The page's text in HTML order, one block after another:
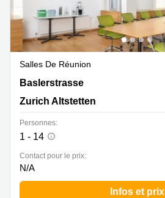
Salles De Réunion
Baslerstrasse 60, Zurich Altstetten
Baslerstrasse
Zurich Altstetten
Personnes:
1 - 14
Contact pour le prix:
N/A
Infos et prix